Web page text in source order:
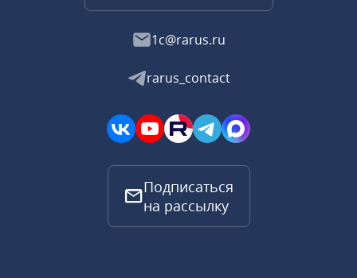
1c@rarus.ru
rarus_contact
Подписаться
на рассылку